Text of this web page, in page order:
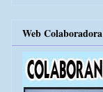
Web Colaboradora